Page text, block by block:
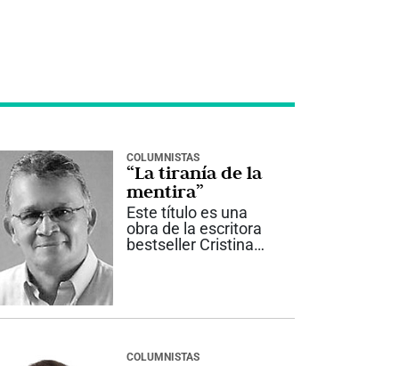
COLUMNISTAS
“La tiranía de la
mentira”
Este título es una
obra de la escritora
bestseller Cristina
investigadora y
periodistas,
COLUMNISTAS